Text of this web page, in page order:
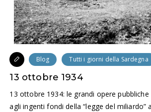
Blog Tutti i giorni della Sardegna
13 ottobre 1934
13 ottobre 1934: le grandi opere
agli ingenti fondi della “legge del miliardo”